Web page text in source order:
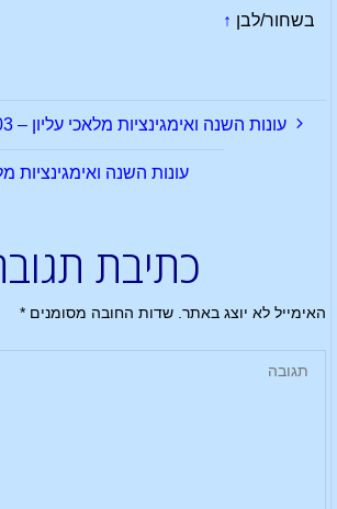
בשחור/לבן ↑
עונות השנה ואימגינציות מלאכי עליון – 03
עונות השנה ואימגינציות
כתיבת
האימייל לא יוצג באתר. שדות החובה מסומנים*